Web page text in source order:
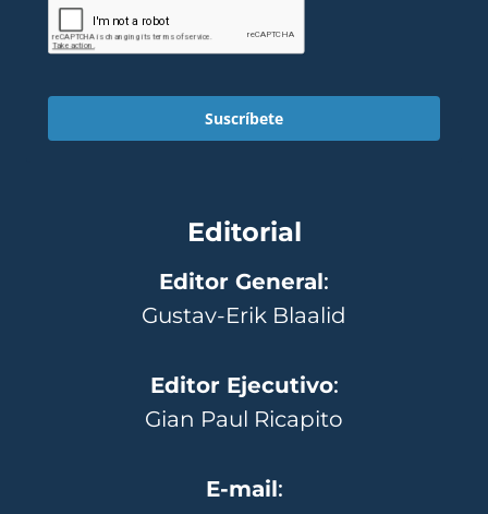
Suscríbete
Editorial
Editor General:
Gustav-Erik Blaalid
Editor Ejecutivo:
Gian Paul Ricapito
E-mail: